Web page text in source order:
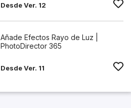
Desde Ver. 12
Añade Efectos Rayo de Luz |
PhotoDirector 365
Desde Ver. 11